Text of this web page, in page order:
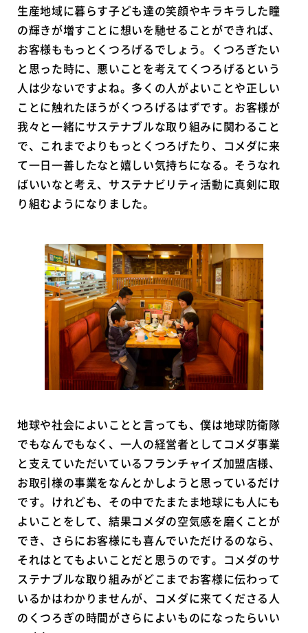
生産地域に暮らす子ども達の笑顔やキラキラした瞳
の輝きが増すことに想いを馳せることができれば、
お客様ももっとくつろげるでしょう。くつろぎたい
と思った時に、悪いことを考えてくつろげるという
人は少ないですよね。多くの人がよいことや正しい
ことに触れたほうがくつろげるはずです。お客様が
我々と一緒にサステナブルな取り組みに関わること
で、これまでよりもっとくつろげたり、コメダに来
て一日一善したなと嬉しい気持ちになる。そうなれ
ばいいなと考え、サステナビリティ活動に真剣に取
り組むようになりました。
地球や社会によいことと言っても、僕は地球防衛隊
でもなんでもなく、一人の経営者としてコメダ事業
と支えていただいているフランチャイズ加盟店様、
お取引様の事業をなんとかしようと思っているだけ
です。けれども、その中でたまたま地球にも人にも
よいことをして、結果コメダの空気感を磨くことが
でき、さらにお客様にも喜んでいただけるのなら、
それはとてもよいことだと思うのです。コメダのサ
ステナブルな取り組みがどこまでお客様に伝わって
いるかはわかりませんが、コメダに来てくださる人
のくつろぎの時間がさらによいものになったらいい